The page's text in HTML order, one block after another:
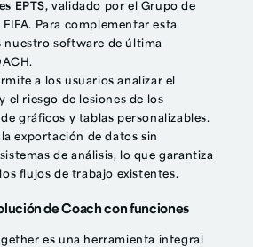
EPTS, validado por el Grupo de
FIFA. Para complementar esta
nuestro software de última
a los usuarios analizar el
el riesgo de lesiones de los
gráficos y tablas personalizables.
exportación de datos sin
de análisis, lo que garantiza
flujos de trabajo existentes.
de Coach con funciones
es una herramienta integral